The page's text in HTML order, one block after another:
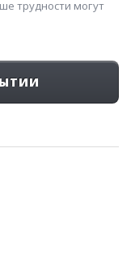
трудности могут